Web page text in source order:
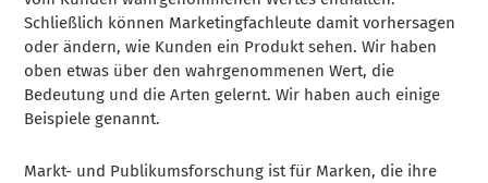
Schließlich können Marketingfachleute damit vorhersagen
oder ändern, wie Kunden ein Produkt sehen. Wir haben
oben etwas über den wahrgenommenen Wert, die
Bedeutung und die Arten gelernt. Wir haben auch einige
Beispiele genannt.
Markt- und Publikumsforschung ist für Marken, die ihre